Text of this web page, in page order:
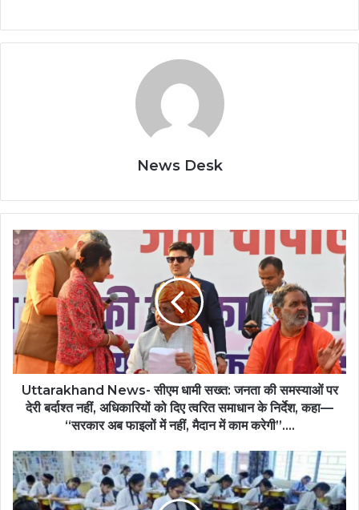
News Desk
Uttarakhand News- सीएम धामी सख्त: जनता की समस्याओं पर
देरी बर्दाश्त नहीं, अधिकारियों को दिए त्वरित समाधान के निर्देश, कहा—
“सरकार अब फाइलों में नहीं, मैदान में काम करेगी”….